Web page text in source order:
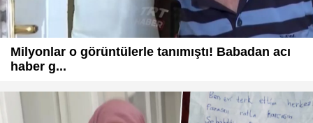
Milyonlar o görüntülerle tanımıştı! Babadan acı
haber g...